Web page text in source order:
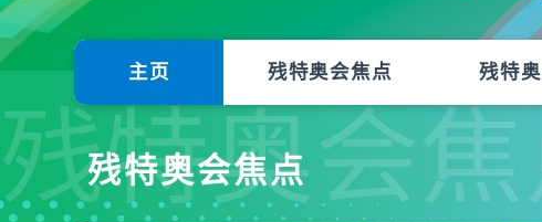
主页 残特奥会焦点 残特
残特奥会
残特奥会焦点